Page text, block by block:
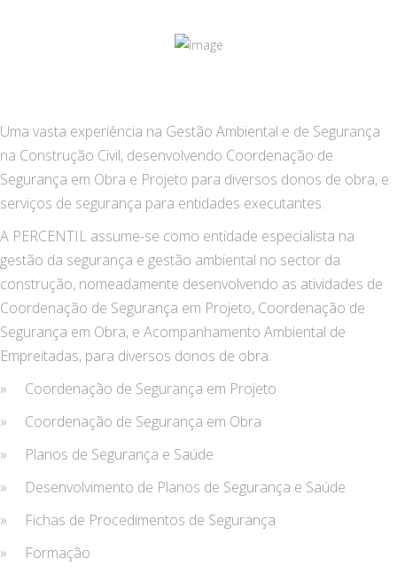
Uma vasta experiência na Gestão Ambiental e de Segurança
na Construção Civil, desenvolvendo Coordenação de
Segurança em Obra e Projeto para diversos donos de obra, e
serviços de segurança para entidades executantes.
A PERCENTIL assume-se como entidade especialista na
gestão da segurança e gestão ambiental no sector da
construção, nomeadamente desenvolvendo as atividades de
Coordenação de Segurança em Projeto, Coordenação de
Segurança em Obra, e Acompanhamento Ambiental de
Empreitadas, para diversos donos de obra.
» Coordenação de Segurança em Projeto
» Coordenação de Segurança em Obra
» Planos de Segurança e Saúde
» Desenvolvimento de Planos de Segurança e Saúde
» Fichas de Procedimentos de Segurança
» Formação